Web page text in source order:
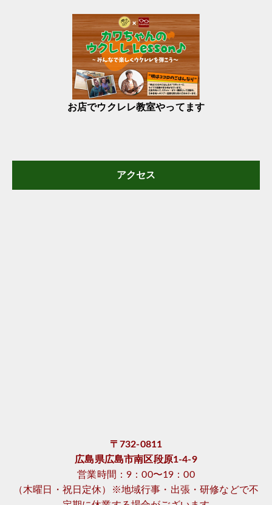
お店でウクレレ教室やってます
アクセス
〒732-0811
広島県広島市南区段原1-4-9
営業時間：9：00〜19：00
（木曜日・祝日定休）※地域行事・出張・研修などで不